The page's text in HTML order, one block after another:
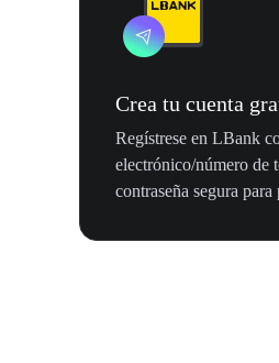
Crea tu cuenta
Regístrese en LBank
electrónico/número de
contraseña segura